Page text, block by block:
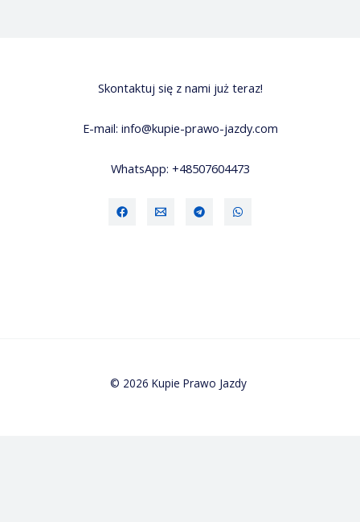
Skontaktuj się z nami już teraz!
E-mail: info@kupie-prawo-jazdy.com
WhatsApp: +48507604473
© 2026 Kupie Prawo Jazdy